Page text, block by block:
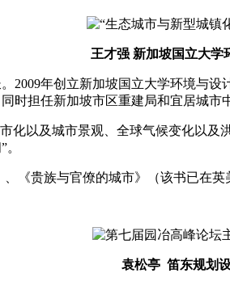
王才强 新加坡国立大学
年创立新加坡国立大学环境与设
时担任新加坡市区重建局和宜居城市
以及城市景观、全球气候变化以及
贵族与官僚的城市》（该书已在英
袁松亭 笛东规划